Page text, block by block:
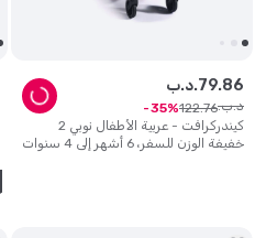
كيندركرافت - عربية الأطفال نوبي 2
خفيفة الوزن للسفر، 6 أشهر إلى 4 سنوات
د.ب.79.86
د.ب. 122.76
35